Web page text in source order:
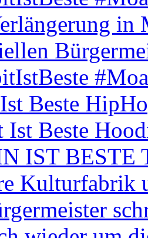
in
Beste
Ist Beste
IST BESTE
Kulturfabrik